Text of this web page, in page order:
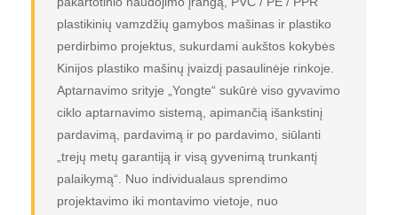
plastikinių vamzdžių gamybos mašinas ir plastiko
perdirbimo projektus, sukurdami aukštos kokybės
Kinijos plastiko mašinų įvaizdį pasaulinėje rinkoje.
Aptarnavimo srityje „Yongte“ sukūrė viso gyvavimo
ciklo aptarnavimo sistemą, apimančią išankstinį
pardavimą, pardavimą ir po pardavimo, siūlanti
„trejų metų garantiją ir visą gyvenimą trunkantį
palaikymą“. Nuo individualaus sprendimo
projektavimo iki montavimo vietoje, nuo